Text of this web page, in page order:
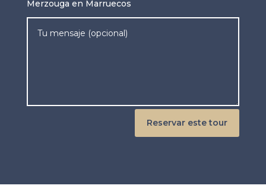
Merzouga en Marruecos
Reservar este tour